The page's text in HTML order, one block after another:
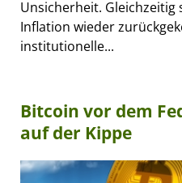
Unsicherheit. Gleichzeitig
Inflation wieder
institutionelle...
Bitcoin vor dem
auf der Kippe